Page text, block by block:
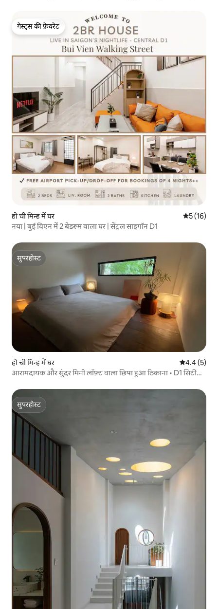
गेस्ट्स की फ़ेवरेट
गेस्ट्स की फ़ेवरेट
हो ची मिन्ह में घर औसत रेटिंग
5 (16)
नया | बुई विएन में 2 बेडरूम वाला घर | सेंट्रल साइगॉन D1
सुपरहोस्ट
सुपरहोस्ट
हो ची मिन्ह में घर औसत रेटिंग 5
4.4 (5)
आरामदायक और सुंदर मिनी लॉफ़्ट वाला छिपा हुआ ठिकाना • D1 सिटी
सुपरहोस्ट
सुपरहोस्ट